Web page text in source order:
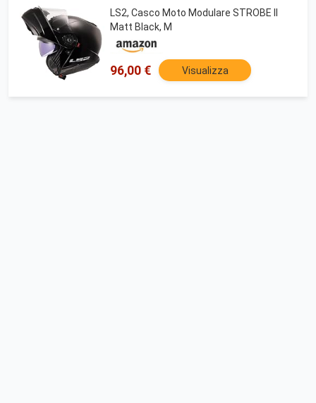
LS2, Casco Moto Modulare STROBE II
Matt Black, M
96,00 € Visualizza